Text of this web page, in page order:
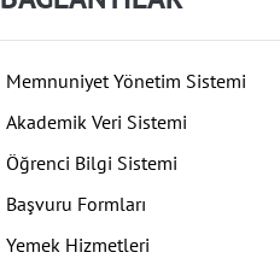
Memnuniyet Yönetim Sistemi
Akademik Veri Sistemi
Öğrenci Bilgi Sistemi
Başvuru Formları
Yemek Hizmetleri